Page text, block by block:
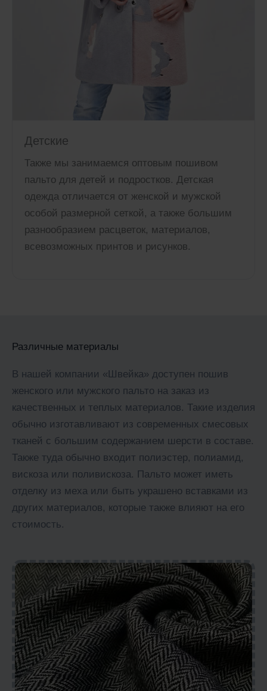
Детские
Также мы занимаемся оптовым пошивом
пальто для детей и подростков. Детская
одежда отличается от женской и мужской
особой размерной сеткой, а также большим
разнообразием расцветок, материалов,
всевозможных принтов и рисунков.
Различные материалы
В нашей компании «Швейка» доступен пошив
женского или мужского пальто на заказ из
качественных и теплых материалов. Такие изделия
обычно изготавливают из современных смесовых
тканей с большим содержанием шерсти в составе.
Также туда обычно входит полиэстер, полиамид,
вискоза или поливискоза. Пальто может иметь
отделку из меха или быть украшено вставками из
других материалов, которые также влияют на его
стоимость.